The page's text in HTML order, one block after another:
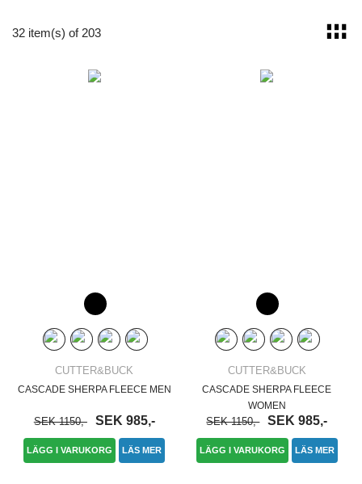
32 item(s) of 203
CUTTER&BUCK
CASCADE SHERPA FLEECE MEN
SEK 1150,- SEK 985,-
LÄGG I VARUKORG LÄS MER
CUTTER&BUCK
CASCADE SHERPA FLEECE
WOMEN
SEK 1150,- SEK 985,-
LÄGG I VARUKORG LÄS MER